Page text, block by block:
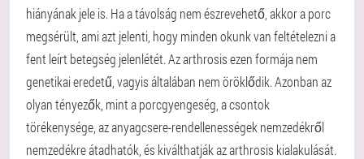
hiányának jele is. Ha a távolság nem észrevehető, akkor a porc
megsérült, ami azt jelenti, hogy minden okunk van feltételezni a
fent leírt betegség jelenlétét. Az arthrosis ezen formája nem
genetikai eredetű, vagyis általában nem öröklődik. Azonban az
olyan tényezők, mint a porcgyengeség, a csontok
törékenysége, az anyagcsere-rendellenességek nemzedékről
nemzedékre átadhatók, és kiválthatják az arthrosis kialakulását.